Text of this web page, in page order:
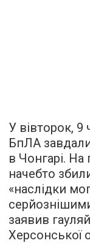
У вівторок, 9
БпЛА
в Чонгарі. На
начебто
«наслідки
заявив
Херсонської